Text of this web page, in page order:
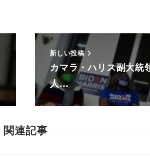
新しい投稿
カマラ・ハリス副大統
人…
関連記事